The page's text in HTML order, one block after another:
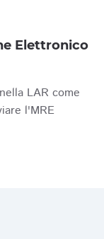
Elettronico
LAR come
l'MRE